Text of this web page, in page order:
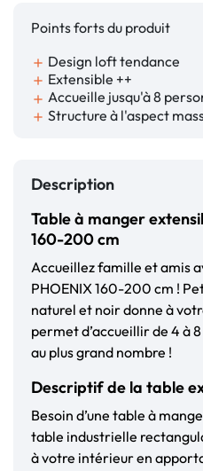
Points forts du produit
add Design loft tendance
add Extensible ++
add Accueille jusqu'à 8
add Structure à l'aspect
Description
Table à manger
160-200 cm
Accueillez famille et amis
PHOENIX 160-200 cm !
naturel et noir donne à
permet d’accueillir de 4 à
au plus grand nombre !
Descriptif de la table
Besoin d’une table à
table industrielle
à votre intérieur en